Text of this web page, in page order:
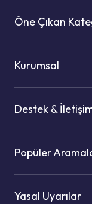
Öne Çıkan
Kurumsal
Destek &
Popüler
Yasal Uyarılar